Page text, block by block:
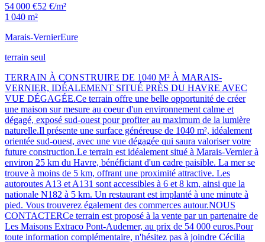
54 000 €52 €/m²
1 040 m²
Marais-VernierEure
terrain seul
TERRAIN À CONSTRUIRE DE 1040 M² À MARAIS-
VERNIER, IDÉALEMENT SITUÉ PRÈS DU HAVRE AVEC
VUE DÉGAGÉE.Ce terrain offre une belle opportunité de créer
une maison sur mesure au coeur d'un environnement calme et
dégagé, exposé sud-ouest pour profiter au maximum de la lumière
naturelle.Il présente une surface généreuse de 1040 m², idéalement
orientée sud-ouest, avec une vue dégagée qui saura valoriser votre
future construction.Le terrain est idéalement situé à Marais-Vernier à
environ 25 km du Havre, bénéficiant d'un cadre paisible. La mer se
trouve à moins de 5 km, offrant une proximité attractive. Les
autoroutes A13 et A131 sont accessibles à 6 et 8 km, ainsi que la
nationale N182 à 5 km. Un restaurant est implanté à une minute à
pied. Vous trouverez également des commerces autour.NOUS
CONTACTERCe terrain est proposé à la vente par un partenaire de
Les Maisons Extraco Pont-Audemer, au prix de 54 000 euros.Pour
toute information complémentaire, n'hésitez pas à joindre Cécilia